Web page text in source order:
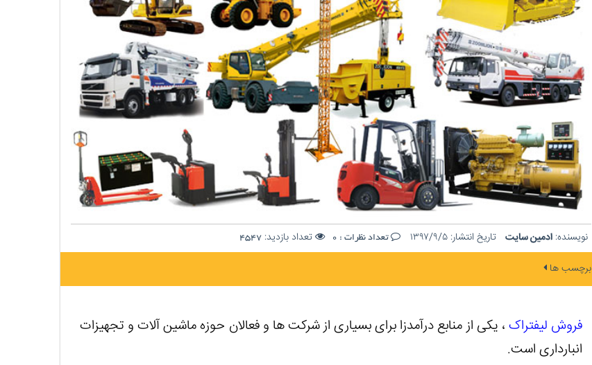
نویسنده: ادمین سایت تاریخ انتشار: ۱۳۹۷/۹/۵ تعداد نظرات : 0 تعداد بازدید: 4547
برچسب ها
فروش لیفتراک، یکی از منابع درآمدزا برای بسیاری از شرکت ها و فعالان حوزه ماشین آلات و تجهیزات
انبارداری است.